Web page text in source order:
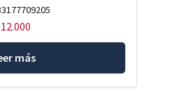
12.000
más